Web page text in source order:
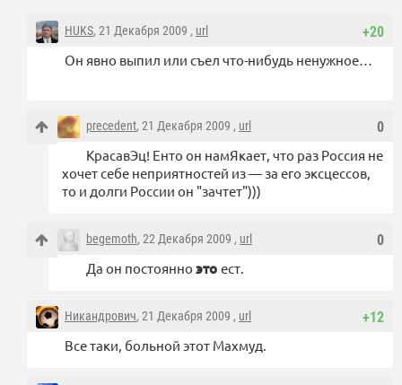
+20
HUKS, 21 Декабря 2009 , url
Он явно выпил или съел что-нибудь ненужное…
0
precedent, 21 Декабря 2009 , url
КрасавЭц! Енто он намЯкает, что раз Россия не
хочет себе неприятностей из — за его эксцессов,
то и долги России он "зачтет")))
0
begemoth, 22 Декабря 2009 , url
Да он постоянно это ест.
+12
Никандрович, 21 Декабря 2009 , url
Все таки, больной этот Махмуд.